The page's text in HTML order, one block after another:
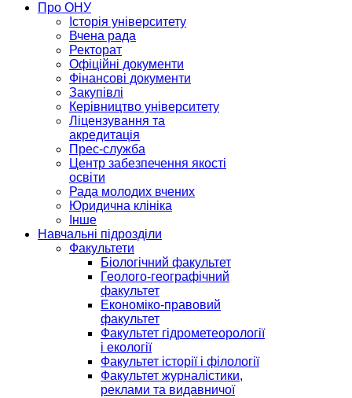
Про ОНУ
Історія університету
Вчена рада
Ректорат
Офіційні документи
Фінансові документи
Закупівлі
Керівництво університету
Ліцензування та
акредитація
Прес-служба
Центр забезпечення якості
освіти
Рада молодих вчених
Юридична клініка
Інше
Навчальні підрозділи
Факультети
Біологічний факультет
Геолого-географічний
факультет
Економіко-правовий
факультет
Факультет гідрометеорології
і екології
Факультет історії і філології
Факультет журналістики,
реклами та видавничої